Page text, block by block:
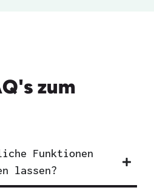
zum
Funktionen
lassen?